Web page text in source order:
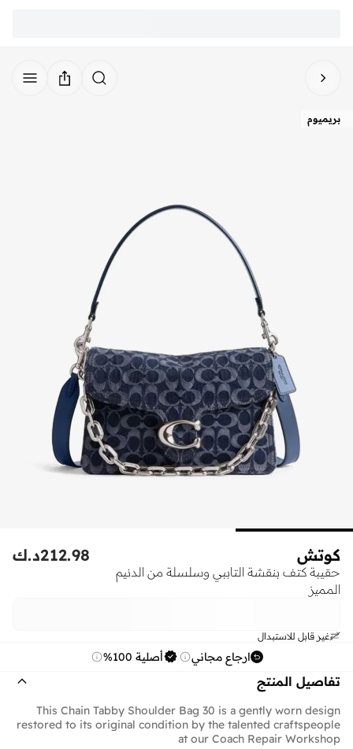
بريميوم
كوتش
حقيبة كتف بنقشة التاببي وسلسلة من الدنيم
المميز
د.ك212.98
غير قابل للاستبدال
ارجاع مجاني أصلية 100%
تفاصيل المنتج
This Chain Tabby Shoulder Bag 30 is a gently worn design
restored to its original condition by the talented craftspeople
at our Coach Repair Workshop